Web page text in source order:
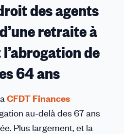
des agents
retraite à
de
64 ans
CFDT Finances
au-delà des 67 ans
Plus largement, et la